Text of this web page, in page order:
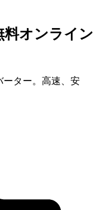
オンライン
ター。高速、安